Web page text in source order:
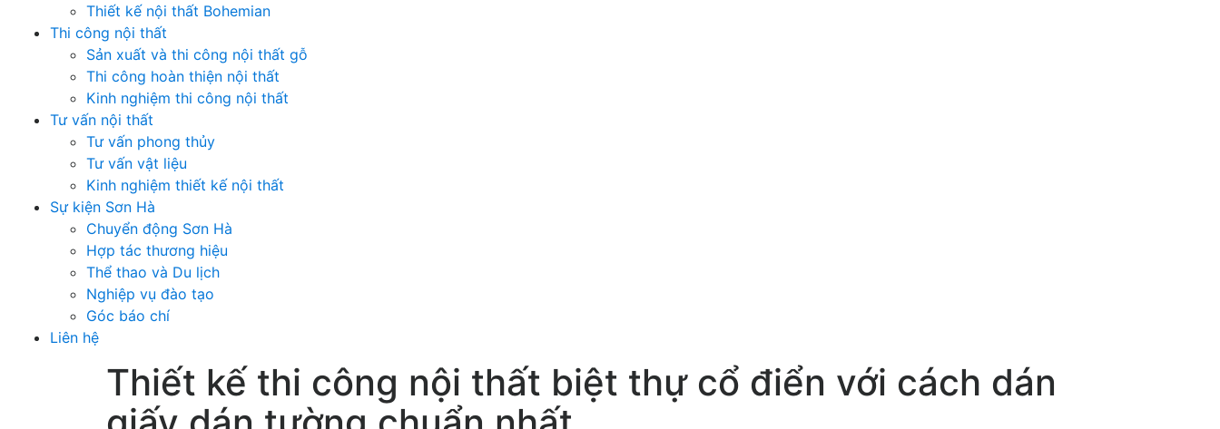
Thiết kế nội thất Bohemian
Thi công nội thất
Sản xuất và thi công nội thất gỗ
Thi công hoàn thiện nội thất
Kinh nghiệm thi công nội thất
Tư vấn nội thất
Tư vấn phong thủy
Tư vấn vật liệu
Kinh nghiệm thiết kế nội thất
Sự kiện Sơn Hà
Chuyển động Sơn Hà
Hợp tác thương hiệu
Thể thao và Du lịch
Nghiệp vụ đào tạo
Góc báo chí
Liên hệ
Thiết kế thi công nội thất biệt thự cổ điển với cách dán